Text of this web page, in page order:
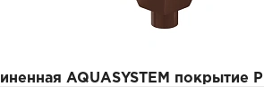
AQUASYSTEM покрытие